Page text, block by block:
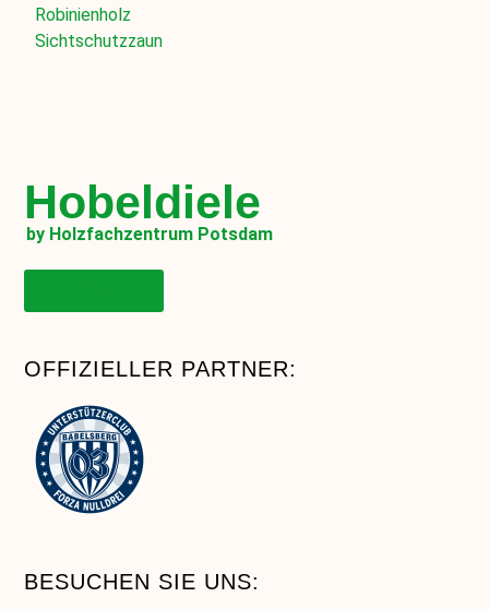
Robinienholz
Sichtschutzzaun
Hobeldiele
by Holzfachzentrum Potsdam
OFFIZIELLER PARTNER:
BESUCHEN SIE UNS: